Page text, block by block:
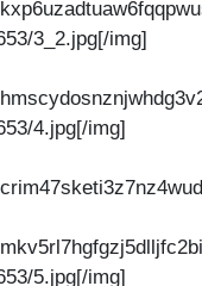
3_2.jpg[/img]
4.jpg[/img]
5.jpg[/img]